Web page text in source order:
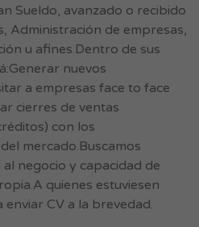
Sueldo, avanzado o recibido
Administración de empresas,
u afines.Dentro de sus
nuevos
a empresas face to face
cierres de ventas
con los
mercado.Buscamos
negocio y capacidad de
quienes estuviesen
CV a la brevedad.